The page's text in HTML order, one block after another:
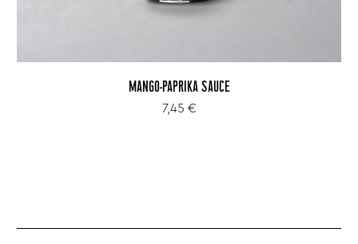
MANGO-PAPRIKA SAUCE
7,45 €